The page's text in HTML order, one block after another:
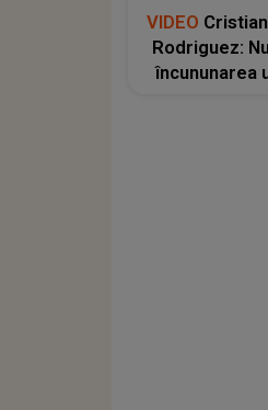
VIDEO
Rodriguez:
încununarea